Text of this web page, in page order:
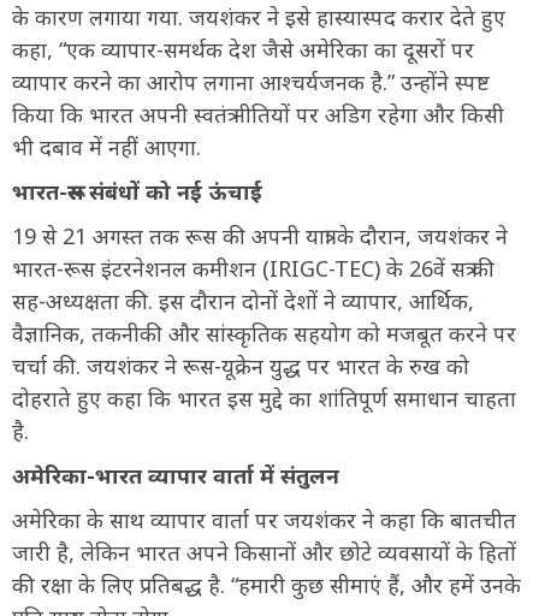
के कारण लगाया गया. जयशंकर ने इसे हास्यास्पद करार देते हुए
कहा, “एक व्यापार-समर्थक देश जैसे अमेरिका का दूसरों पर
व्यापार करने का आरोप लगाना आश्चर्यजनक है.” उन्होंने स्पष्ट
किया कि भारत अपनी स्वतंत्र नीतियों पर अडिग रहेगा और किसी
भी दबाव में नहीं आएगा.
भारत-रूस संबंधों को नई ऊंचाई
19 से 21 अगस्त तक रूस की अपनी यात्रा के दौरान, जयशंकर ने
भारत-रूस इंटरनेशनल कमीशन (IRIGC-TEC) के 26वें सत्र की
सह-अध्यक्षता की. इस दौरान दोनों देशों ने व्यापार, आर्थिक,
वैज्ञानिक, तकनीकी और सांस्कृतिक सहयोग को मजबूत करने पर
चर्चा की. जयशंकर ने रूस-यूक्रेन युद्ध पर भारत के रुख को
दोहराते हुए कहा कि भारत इस मुद्दे का शांतिपूर्ण समाधान चाहता
है.
अमेरिका-भारत व्यापार वार्ता में संतुलन
अमेरिका के साथ व्यापार वार्ता पर जयशंकर ने कहा कि बातचीत
जारी है, लेकिन भारत अपने किसानों और छोटे व्यवसायों के हितों
की रक्षा के लिए प्रतिबद्ध है. “हमारी कुछ सीमाएं हैं, और हमें उनके